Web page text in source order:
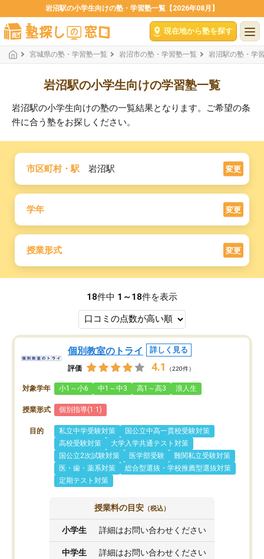
岩沼駅の小学生向けの塾・学習塾一覧【2026年08月】
現在地から塾を探す
宮城県の塾・学習塾一覧 岩沼市の塾・学習塾一覧 岩沼駅の塾・学
岩沼駅の小学生向けの学習塾一覧
岩沼駅の小学生向けの塾の一覧結果となります。ご希望の条
件に合う塾をお探しください。
市区町村・駅 岩沼駅 変更
学年 変更
授業形式 変更
18件中 1～18件を表示
個別教室のトライ 詳しく見る
評価 4.1 （220件）
対象学年 小1～小6 中1～中3 高1～高3 浪人生
授業形式 個別指導(1:1)
目的 私立中学受験対策
国公立中高一貫校受験対策
高校受験対策
大学入学共通テスト対策
国公立2次試験対策
医学部受験
難関私立受験対策
医・歯・薬系対策
総合型選抜・学校推薦型選抜対策
定期テスト対策
授業料の目安 （税込）
小学生 詳細はお問い合わせください
中学生 詳細はお問い合わせください